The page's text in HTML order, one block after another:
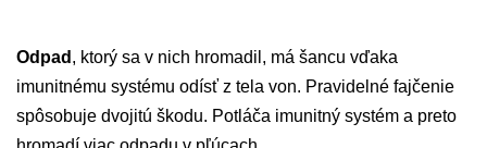
Odpad , ktorý sa v nich hromadil, má šancu vďaka
imunitnému systému odísť z tela von. Pravidelné fajčenie
spôsobuje dvojitú škodu. Potláča imunitný systém a preto